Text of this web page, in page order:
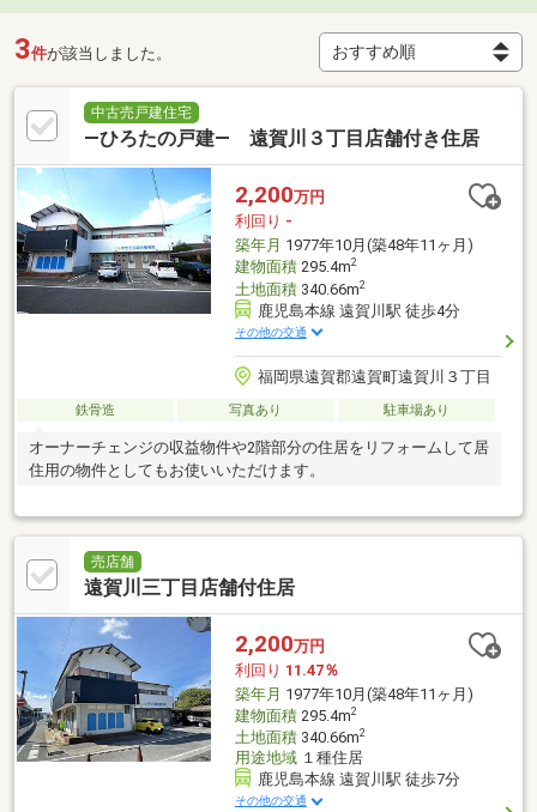
3件が該当しました。
中古売戸建住宅
―ひろたの戸建― 遠賀川３丁目店舗付き住居
2,200万円
利回り -
築年月 1977年10月(築48年11ヶ月)
建物面積295.4m2
土地面積340.66m2
鹿児島本線 遠賀川駅 徒歩4分
その他の交通
福岡県遠賀郡遠賀町遠賀川３丁目
鉄骨造 写真あり 駐車場あり
オーナーチェンジの収益物件や2階部分の住居をリフォームして居
住用の物件としてもお使いいただけます。
売店舗
遠賀川三丁目店舗付住居
2,200万円
利回り 11.47％
築年月 1977年10月(築48年11ヶ月)
建物面積295.4m2
土地面積340.66m2
用途地域１種住居
鹿児島本線 遠賀川駅 徒歩7分
その他の交通